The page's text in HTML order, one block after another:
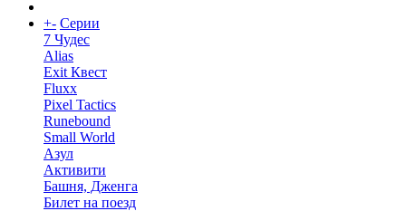
+- Серии
7 Чудес
Alias
Exit Квест
Fluxx
Pixel Tactics
Runebound
Small World
Азул
Активити
Башня, Дженга
Билет на поезд